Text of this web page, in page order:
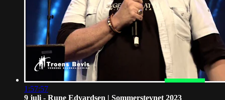
1:57:57
9 juli - Rune Edvardsen | Sommerstevnet 2023